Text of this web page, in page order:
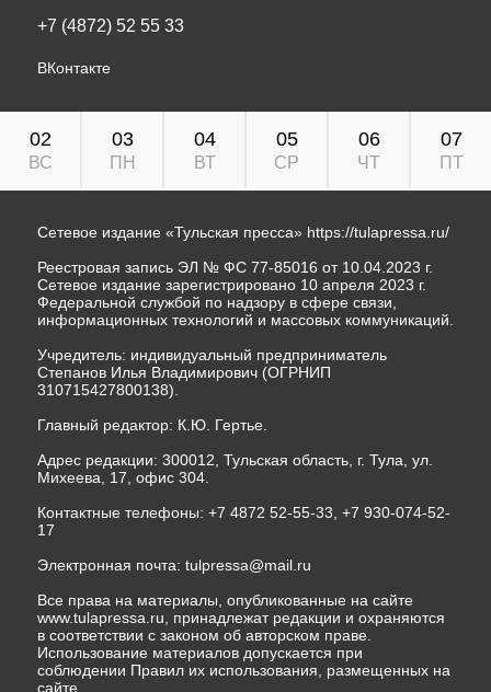
+7 (4872) 52 55 33
ВКонтакте
02
ВС
03
ПН
04
ВТ
05
СР
06
ЧТ
07
ПТ
Сетевое издание «Тульская пресса» https://tulapressa.ru/
Реестровая запись ЭЛ № ФС 77-85016 от 10.04.2023 г.
Сетевое издание зарегистрировано 10 апреля 2023 г.
Федеральной службой по надзору в сфере связи,
информационных технологий и массовых коммуникаций.
Учредитель: индивидуальный предприниматель
Степанов Илья Владимирович (ОГРНИП
310715427800138).
Главный редактор: К.Ю. Гертье.
Адрес редакции: 300012, Тульская область, г. Тула, ул.
Михеева, 17, офис 304.
Контактные телефоны: +7 4872 52-55-33, +7 930-074-52-
17
Электронная почта: tulpressa@mail.ru
Все права на материалы, опубликованные на сайте
www.tulapressa.ru, принадлежат редакции и охраняются
в соответствии с законом об авторском праве.
Использование материалов допускается при
соблюдении Правил их использования, размещенных на
сайте.